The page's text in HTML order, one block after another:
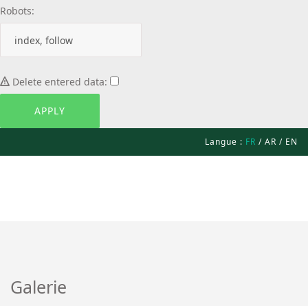
Robots:
Delete entered data:
Langue : FR / AR / EN
Galerie